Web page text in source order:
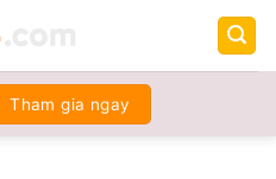
Tham gia ngay